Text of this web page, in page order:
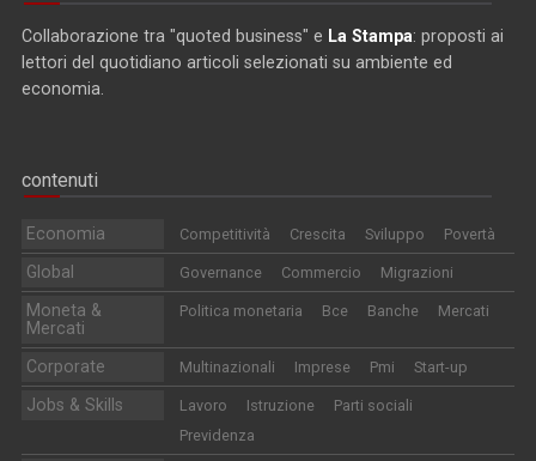
Collaborazione tra "quoted business" e La Stampa: proposti ai
lettori del quotidiano articoli selezionati su ambiente ed
economia.
contenuti
Economia Competitività Crescita Sviluppo Povertà
Global Governance Commercio Migrazioni
Moneta &
Mercati
Politica monetaria Bce Banche Mercati
Corporate Multinazionali Imprese Pmi Start-up
Jobs & Skills Lavoro Istruzione
Parti sociali
Previdenza